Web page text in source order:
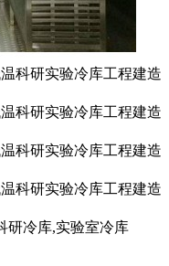
研冷库,实验室冷库